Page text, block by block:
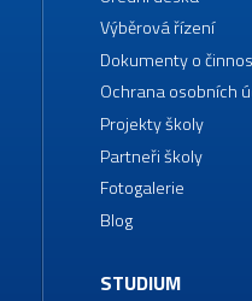
Výběrová řízení
Dokumenty o
Ochrana osobních
Projekty školy
Partneři školy
Fotogalerie
Blog
STUDIUM